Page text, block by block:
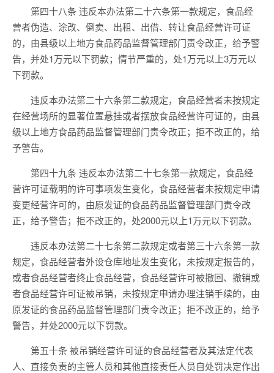
第四十八条 违反本办法第二十六条第一款规定，食品经
营者伪造、涂改、倒卖、出租、出借、转让食品经营许可证
的，由县级以上地方食品药品监督管理部门责令改正，给予警
告，并处1万元以下罚款；情节严重的，处1万元以上3万元以
下罚款。
违反本办法第二十六条第二款规定，食品经营者未按规定
在经营场所的显著位置悬挂或者摆放食品经营许可证的，由县
级以上地方食品药品监督管理部门责令改正；拒不改正的，给
予警告。
第四十九条 违反本办法第二十七条第一款规定，食品经
营许可证载明的许可事项发生变化，食品经营者未按规定申请
变更经营许可的，由原发证的食品药品监督管理部门责令改
正，给予警告；拒不改正的，处2000元以上1万元以下罚款。
违反本办法第二十七条第二款规定或者第三十六条第一款
规定，食品经营者外设仓库地址发生变化，未按规定报告的，
或者食品经营者终止食品经营，食品经营许可被撤回、撤销或
者食品经营许可证被吊销，未按规定申请办理注销手续的，由
原发证的食品药品监督管理部门责令改正；拒不改正的，给予
警告，并处2000元以下罚款。
第五十条 被吊销经营许可证的食品经营者及其法定代表
人、直接负责的主管人员和其他直接责任人员自处罚决定作出